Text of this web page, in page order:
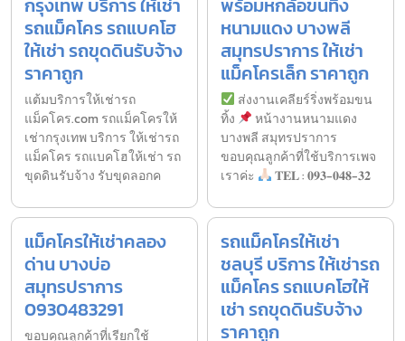
รถแม็คโคร รถแบคโฮ
ให้เช่า รถขุดดินรับจ้าง
ราคาถูก
แต้มบริการให้เช่ารถ
แม็คโคร.com รถแม็คโครให้
เช่ากรุงเทพ บริการ ให้เช่ารถ
แม็คโคร รถแบคโฮให้เช่า รถ
ขุดดินรับจ้าง รับขุดลอกค
หนามแดง บางพลี
สมุทรปราการ ให้เช่า
แม็คโครเล็ก ราคาถูก
ส่งงานเคลียร์ริ่งพร้อมขน
ทิ้ง
หน้างานหนามแดง
บางพลี สมุทรปราการ
ขอบคุณลูกค้าที่ใช้บริการเพจ
เราค่ะ
𝐓𝐄𝐋 : 𝟎𝟗𝟑-𝟎𝟒𝟖-𝟑𝟐
แม็คโครให้เช่าคลอง
ด่าน บางบ่อ
สมุทรปราการ
0930483291
ขอบคุณลูกค้าที่เรียกใช้
รถแม็คโครให้เช่า
ชลบุรี บริการ ให้เช่ารถ
แม็คโคร รถแบคโฮให้
เช่า รถขุดดินรับจ้าง
ราคาถูก